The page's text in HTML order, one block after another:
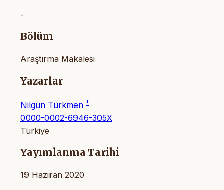
-
Bölüm
Araştırma Makalesi
Yazarlar
Nilgün Türkmen *
0000-0002-6946-305X
Türkiye
Yayımlanma Tarihi
19 Haziran 2020